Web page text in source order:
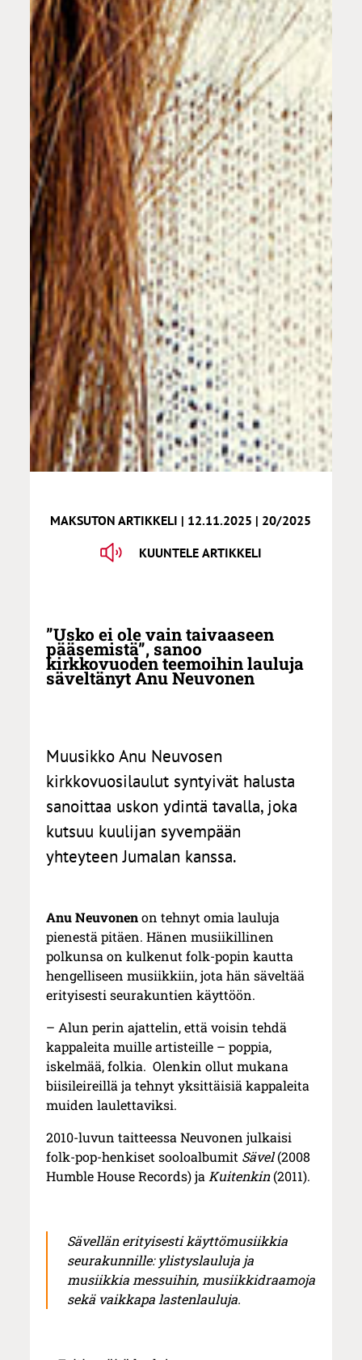
MAKSUTON ARTIKKELI | 12.11.2025 | 20/2025
KUUNTELE ARTIKKELI
”Usko ei ole vain taivaaseen
pääsemistä”, sanoo
kirkkovuoden teemoihin lauluja
säveltänyt Anu Neuvonen
Muusikko Anu Neuvosen
kirkkovuosilaulut syntyivät halusta
sanoittaa uskon ydintä tavalla, joka
kutsuu kuulijan syvempään
yhteyteen Jumalan kanssa.
Anu Neuvonenon tehnyt omia lauluja
pienestä pitäen. Hänen musiikillinen
polkunsa on kulkenut folk-popin kautta
hengelliseen musiikkiin, jota hän säveltää
erityisesti seurakuntien käyttöön.
– Alun perin ajattelin, että voisin tehdä
kappaleita muille artisteille – poppia,
iskelmää, folkia. Olenkin ollut mukana
biisileireillä ja tehnyt yksittäisiä kappaleita
muiden laulettaviksi.
2010-luvun taitteessa Neuvonen julkaisi
folk-pop-henkiset sooloalbumit Sävel(2008
Humble House Records) ja Kuitenkin(2011).
Sävellän erityisesti käyttömusiikkia
seurakunnille: ylistyslauluja ja
musiikkia messuihin, musiikkidraamoja
sekä vaikkapa lastenlauluja.